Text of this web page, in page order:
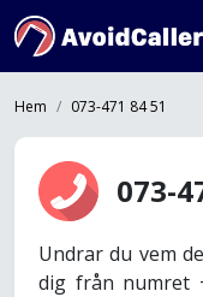
Hem 073-471 84 51
073-
Undrar du vem
dig från numret